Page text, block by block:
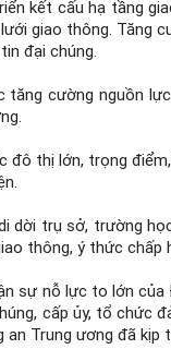
kết cấu hạ tầng
giao thông.
đại chúng.
cường nguồn
thị lớn, trọng
dời trụ sở, trường
thông, ý thức chấp
sự nỗ lực to lớn
cấp ủy, tổ chức
Trung ương đã